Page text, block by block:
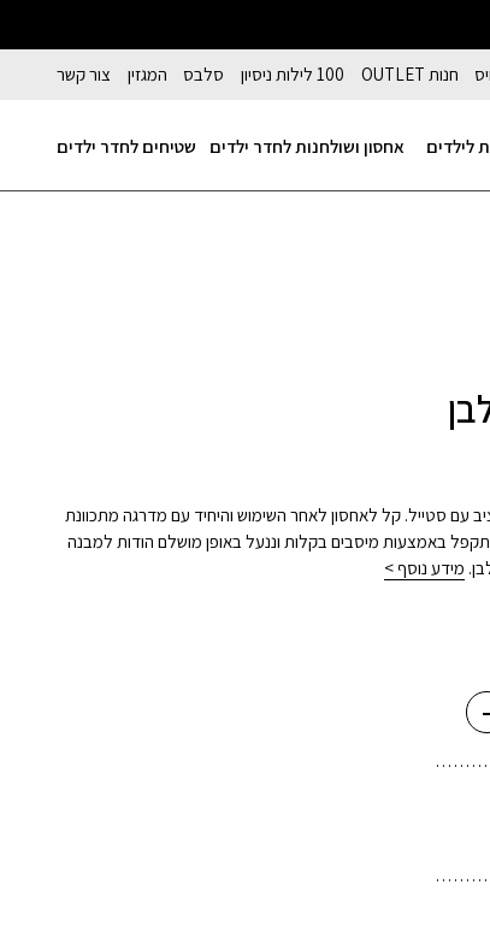
חנות OUTLET 100 לילות ניסיון סלבס המגזין צור קשר
לילדים אחסון ושולחנות לחדר ילדים שטיחים לחדר ילדים
ויציב עם סטייל. קל לאחסון לאחר השימוש והיחיד עם מדרגה מתכוונת
באמצעות מיסבים בקלות וננעל באופן מושלם הודות למבנה
מידע נוסף >